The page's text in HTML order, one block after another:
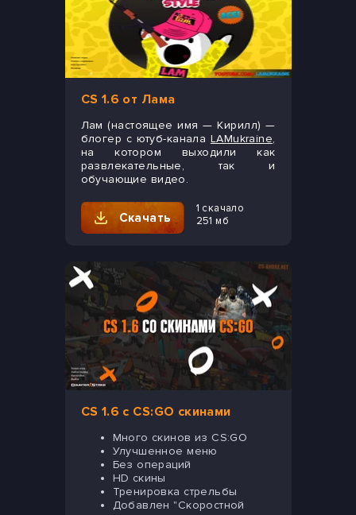
CS 1.6 от Лама
Лам (настоящее имя — Кирилл) —
блогер с ютуб-канала LAMukraine,
на котором выходили как
развлекательные, так и
обучающие видео.
Скачать
1 скачало
251 мб
CS 1.6 с CS:GO скинами
Много скинов из CS:GO
Улучшенное меню
Без операций
HD скины
Тренировка стрельбы
Добавлен "Скоростной